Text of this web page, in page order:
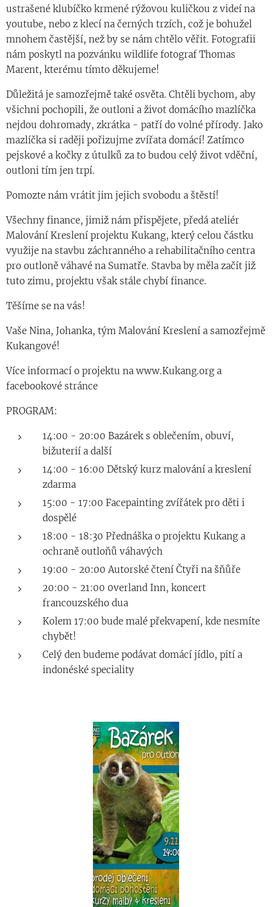
ustrašené klubíčko krmené rýžovou kuličkou z videí na
youtube, nebo z klecí na černých trzích, což je bohužel
mnohem častější, než by se nám chtělo věřit. Fotografii
nám poskytl na pozvánku wildlife fotograf Thomas
Marent, kterému tímto děkujeme!
Důležitá je samozřejmě také osvěta. Chtěli bychom, aby
všichni pochopili, že outloni a život domácího mazlíčka
nejdou dohromady, zkrátka - patří do volné přírody. Jako
mazlíčka si raději pořizujme zvířata domácí! Zatímco
pejskové a kočky z útulků za to budou celý život vděční,
outloni tím jen trpí.
Pomozte nám vrátit jim jejich svobodu a štěstí!
Všechny finance, jimiž nám přispějete, předá ateliér
Malování Kreslení projektu Kukang, který celou částku
využije na stavbu záchranného a rehabilitačního centra
pro outloně váhavé na Sumatře. Stavba by měla začít již
tuto zimu, projektu však stále chybí finance.
Těšíme se na vás!
Vaše Nina, Johanka, tým Malování Kreslení a samozřejmě
Kukangové!
Více informací o projektu na www.Kukang.org a
facebookové stránce
PROGRAM:
14:00 - 20:00 Bazárek s oblečením, obuví,
bižuterií a další
14:00 - 16:00 Dětský kurz malování a kreslení
zdarma
15:00 - 17:00 Facepainting zvířátek pro děti i
dospělé
18:00 - 18:30 Přednáška o projektu Kukang a
ochraně outloňů váhavých
19:00 - 20:00 Autorské čtení Čtyři na šňůře
20:00 - 21:00 0verland Inn, koncert
francouzského dua
Kolem 17:00 bude malé překvapení, kde nesmíte
chybět!
Celý den budeme podávat domácí jídlo, pití a
indonéské speciality